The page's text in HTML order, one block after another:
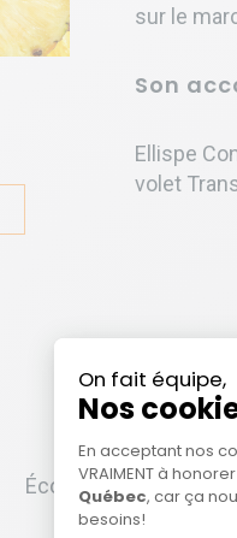
sur le
Son
Ellispe
volet
Secteur
Économie circulaire,
alimentaires